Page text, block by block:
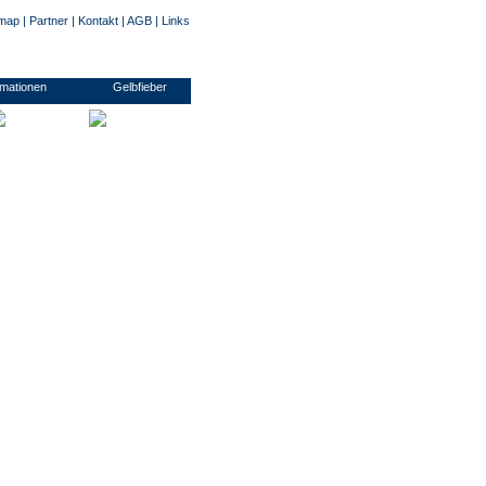
| Partner| Kontakt| AGB| Links
Gelbfieber